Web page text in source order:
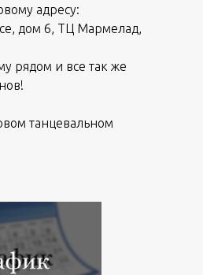
адресу:
дом 6, ТЦ Мармелад,
рядом и все так же
танцевальном